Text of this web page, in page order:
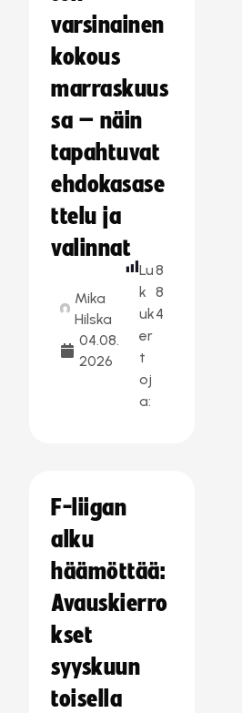
varsinainen
kokous
marraskuus
sa – näin
tapahtuvat
ehdokasase
ttelu ja
valinnat
Mika
Hilska
04.08.
2026
Lu
k
uk
er
t
oj
a:
8
8
4
F-liigan
alku
häämöttää:
Avauskierro
kset
syyskuun
toisella